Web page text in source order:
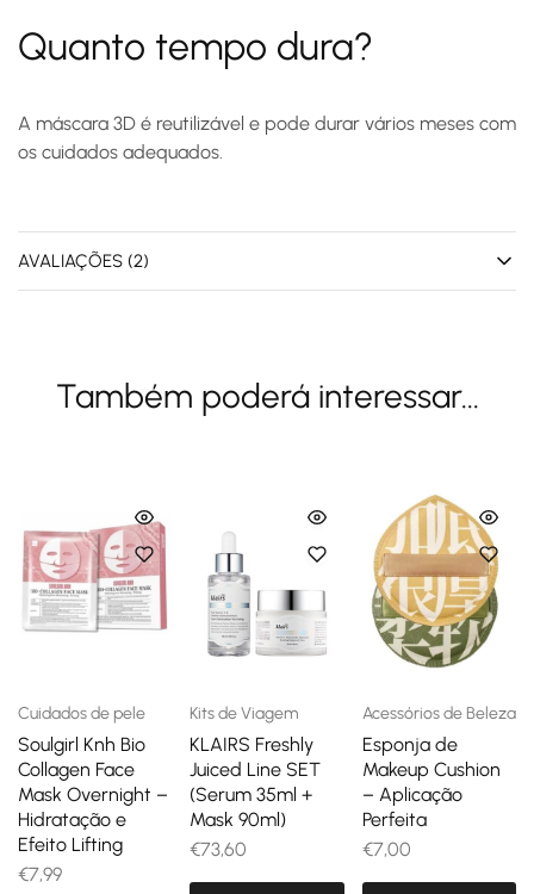
Quanto tempo dura?
A máscara 3D é reutilizável e pode durar vários meses com
os cuidados adequados.
AVALIAÇÕES (2)
Também poderá interessar...
Cuidados de pele
Soulgirl Knh Bio
Collagen Face
Mask Overnight –
Hidratação e
Efeito Lifting
€7,99
Kits de Viagem
KLAIRS Freshly
Juiced Line SET
(Serum 35ml +
Mask 90ml)
€73,60
Acessórios de Beleza
Esponja de
Makeup Cushion
– Aplicação
Perfeita
€7,00